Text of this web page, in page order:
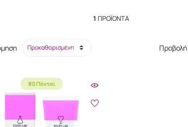
1 ΠΡΟΪΌΝΤΑ
Προβολή
80 Πόντοι